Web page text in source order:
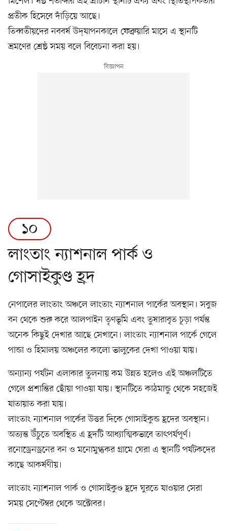
প্রতীক হিসেবে দাঁড়িয়ে আছে।
তিব্বতীয়দের নববর্ষ উদ্‌যাপনকালে ফেব্রুয়ারি মাসে এ স্থানটি
ভ্রমণের শ্রেষ্ঠ সময় বলে বিবেচনা করা হয়।
১০
লাংতাং ন্যাশনাল পার্ক ও
গোসাইকুণ্ড হ্রদ
নেপালের লাংতাং অঞ্চলে লাংতাং ন্যাশনাল পার্কের অবস্থান। সবুজ
বন থেকে শুরু করে আলপাইন তৃণভূমি এবং তুষারাবৃত চূড়া পর্যন্ত
অনেক কিছুই দেখার আছে সেখানে। লাংতাং ন্যাশনাল পার্কে গেলে
পান্ডা ও হিমালয় অঞ্চলের কালো ভালুকের দেখা পাওয়া যায়।
অন্যান্য পর্যটন এলাকার তুলনায় কম উন্নত হলেও এই অঞ্চলটিতে
গেলে প্রশান্তির ছোঁয়া পাওয়া যায়। স্থানটিতে কাঠমান্ডু থেকে সহজেই
যাতায়াত করা যায়।
লাংতাং ন্যাশনাল পার্কের উত্তর দিকে গোসাইকুন্ড হ্রদের অবস্থান।
অত্যন্ত উঁচুতে অবস্থিত এ হ্রদটি আধ্যাত্মিকভাবে তাৎপর্যপূর্ণ।
রনোড্রেনড্রনের বন ও মনোমুগ্ধকর গ্রামে ঘেরা এ স্থানটি পর্যটকদের
কাছে আকর্ষণীয়।
লাংতাং ন্যাশনাল পার্ক ও গোসাইকুণ্ড হ্রদে ঘুরতে যাওয়ার সেরা
সময় সেপ্টেম্বর থেকে অক্টোবর।